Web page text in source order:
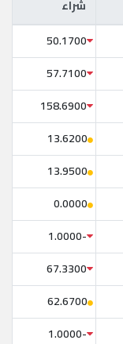
شراء
شراء
50.1700
57.7100
158.6900
13.6200
13.9500
0.0000
-1.0000
67.3300
62.6700
-1.0000